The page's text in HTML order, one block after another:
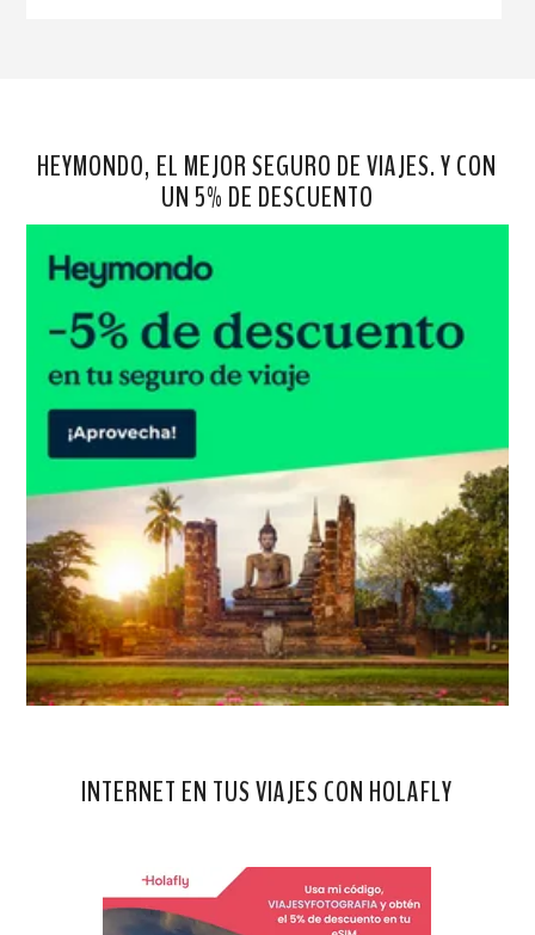
HEYMONDO, EL MEJOR SEGURO DE VIAJES. Y CON
UN 5% DE DESCUENTO
INTERNET EN TUS VIAJES CON HOLAFLY